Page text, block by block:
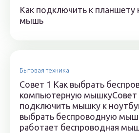
Как подключить к планшету
мышь
Бытовая техника
Совет 1 Как выбрать
компьютерную мышкуСовет
подключить мышку к
выбрать беспроводную
работает беспроводная